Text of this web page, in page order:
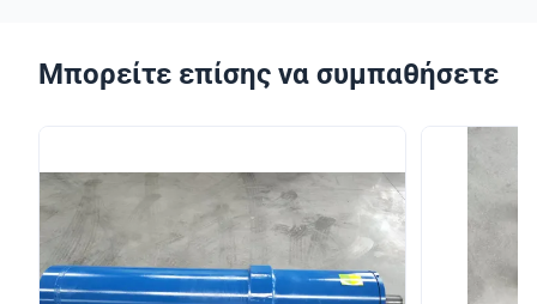
Μπορείτε επίσης να συμπαθήσετε